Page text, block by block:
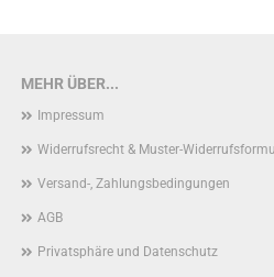
MEHR ÜBER...
Impressum
Widerrufsrecht & Muster-
Versand-, Zahlungsbedingungen
AGB
Privatsphäre und Datenschutz